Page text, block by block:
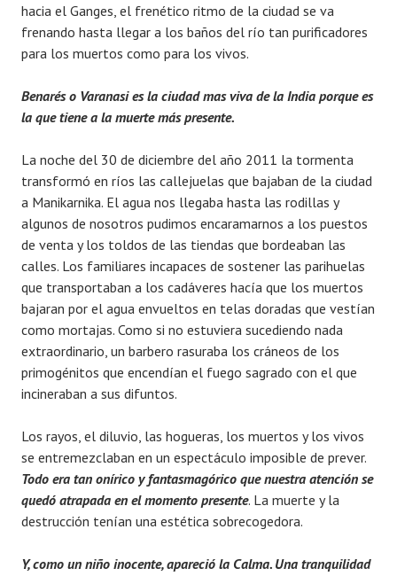
hacia el Ganges, el frenético ritmo de la ciudad se va
frenando hasta llegar a los baños del río tan purificadores
para los muertos como para los vivos.
Benarés o Varanasi es la ciudad mas viva de la India porque es
la que tiene a la muerte más presente.
La noche del 30 de diciembre del año 2011 la tormenta
transformó en ríos las callejuelas que bajaban de la ciudad
a Manikarnika. El agua nos llegaba hasta las rodillas y
algunos de nosotros pudimos encaramarnos a los puestos
de venta y los toldos de las tiendas que bordeaban las
calles. Los familiares incapaces de sostener las parihuelas
que transportaban a los cadáveres hacía que los muertos
bajaran por el agua envueltos en telas doradas que vestían
como mortajas. Como si no estuviera sucediendo nada
extraordinario, un barbero rasuraba los cráneos de los
primogénitos que encendían el fuego sagrado con el que
incineraban a sus difuntos.
Los rayos, el diluvio, las hogueras, los muertos y los vivos
se entremezclaban en un espectáculo imposible de prever.
Todo era tan onírico y fantasmagórico que nuestra atención se
quedó atrapada en el momento presente. La muerte y la
destrucción tenían una estética sobrecogedora.
Y, como un niño inocente, apareció la Calma. Una tranquilidad